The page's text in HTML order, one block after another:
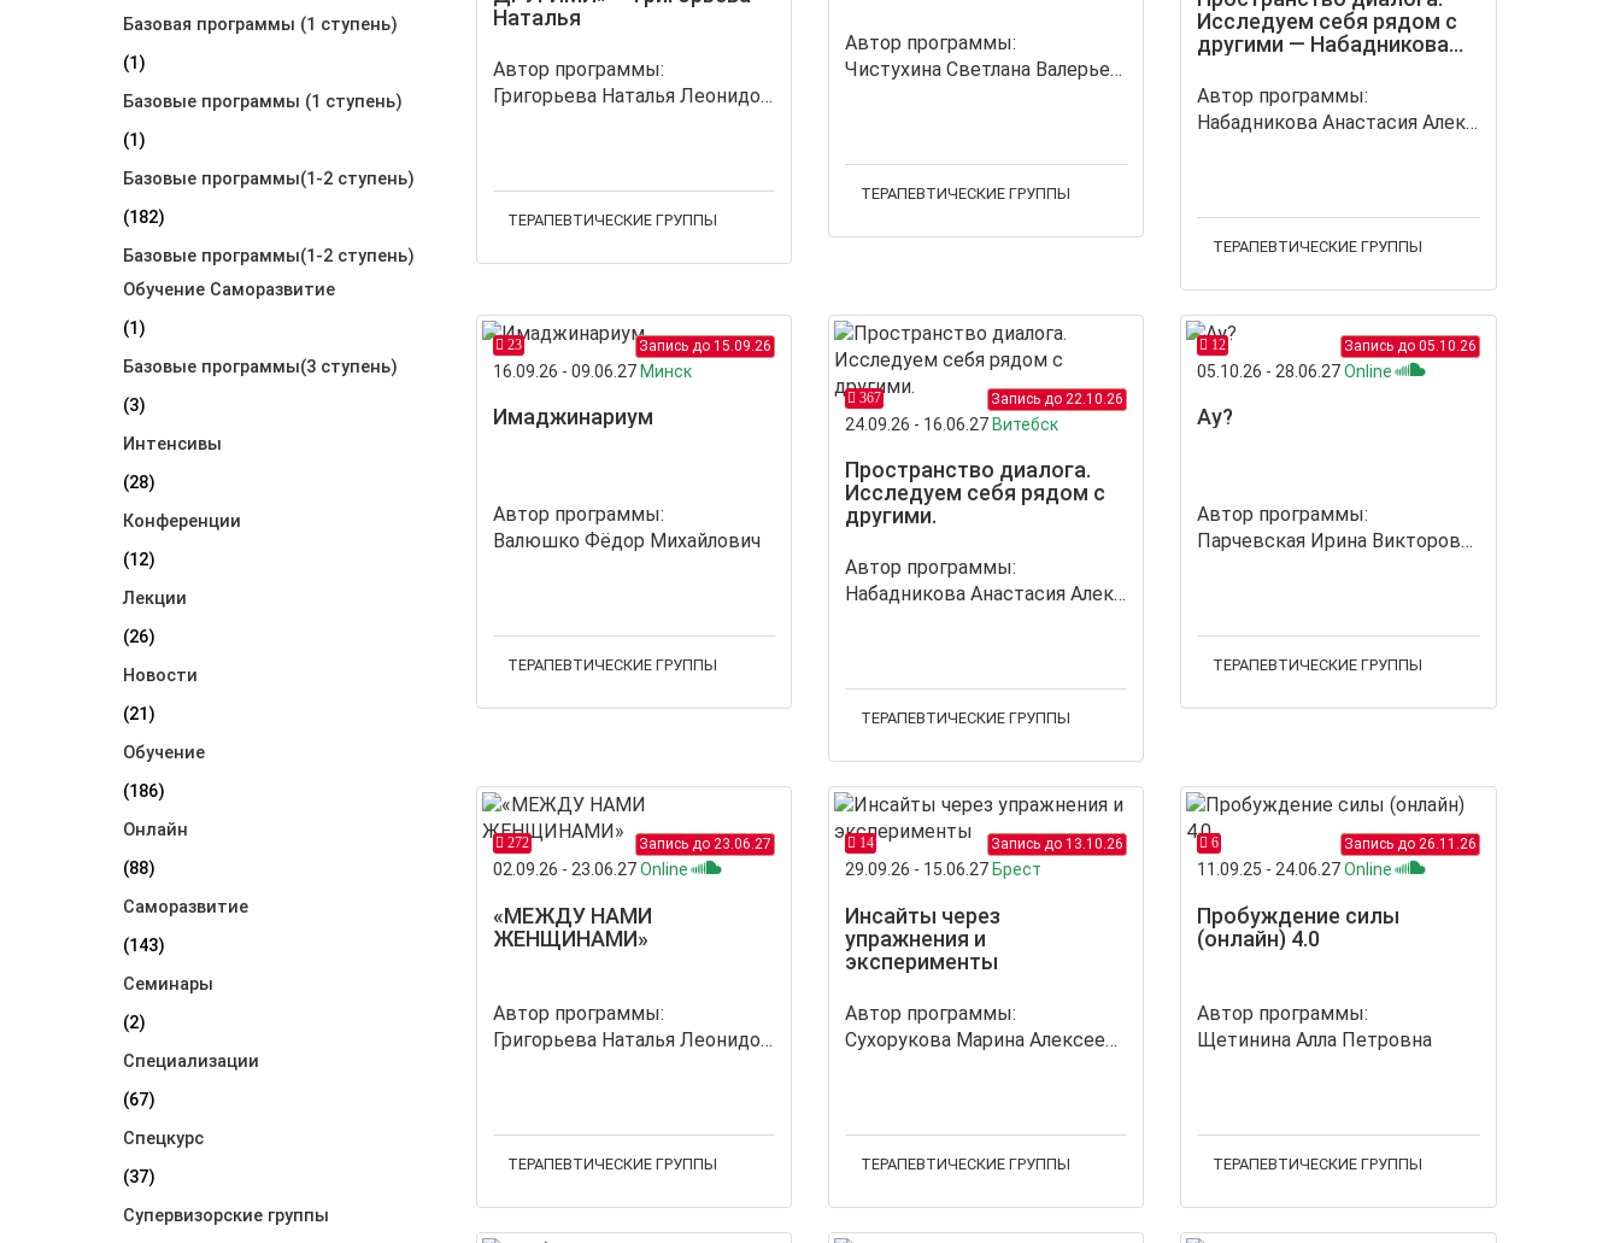
Базовая программы (1 ступень)
(1)
Базовые программы (1 ступень)
(1)
Базовые программы(1-2 ступень)
(182)
Базовые программы(1-2 ступень)
Обучение Саморазвитие
(1)
Базовые программы(3 ступень)
(3)
Интенсивы
(28)
Конференции
(12)
Лекции
(26)
Новости
(21)
Обучение
(186)
Онлайн
(88)
Саморазвитие
(143)
Семинары
(2)
Специализации
(67)
Спецкурс
(37)
Супервизорские группы
Наталья
Автор программы:
Григорьева Наталья Леонидовна
ТЕРАПЕВТИЧЕСКИЕ ГРУППЫ
Автор программы:
Чистухина Светлана Валерьевна
ТЕРАПЕВТИЧЕСКИЕ ГРУППЫ
Исследуем себя рядом с
другими — Набадникова
Автор программы:
Набадникова Анастасия Александровна
ТЕРАПЕВТИЧЕСКИЕ ГРУППЫ
23 Запись до 15.09.26
16.09.26 - 09.06.27Минск
Имаджинариум
Автор программы:
Валюшко Фёдор Михайлович
ТЕРАПЕВТИЧЕСКИЕ ГРУППЫ
367 Запись до 22.10.26
24.09.26 - 16.06.27Витебск
Пространство диалога.
Исследуем себя рядом с
другими.
Автор программы:
Набадникова Анастасия Александровна
ТЕРАПЕВТИЧЕСКИЕ ГРУППЫ
12 Запись до 05.10.26
05.10.26 - 28.06.27Online
Ау?
Автор программы:
Парчевская Ирина Викторовна
ТЕРАПЕВТИЧЕСКИЕ ГРУППЫ
272 Запись до 23.06.27
02.09.26 - 23.06.27Online
«МЕЖДУ НАМИ
ЖЕНЩИНАМИ»
Автор программы:
Григорьева Наталья Леонидовна
ТЕРАПЕВТИЧЕСКИЕ ГРУППЫ
14 Запись до 13.10.26
29.09.26 - 15.06.27 Брест
Инсайты через
упражнения и
эксперименты
Автор программы:
Сухорукова Марина Алексеевна
ТЕРАПЕВТИЧЕСКИЕ ГРУППЫ
6 Запись до 26.11.26
11.09.25 - 24.06.27Online
Пробуждение силы
(онлайн) 4.0
Автор программы:
Щетинина Алла Петровна
ТЕРАПЕВТИЧЕСКИЕ ГРУППЫ